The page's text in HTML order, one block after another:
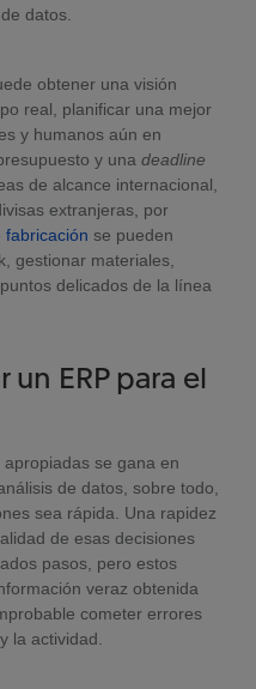
datos.
obtener una visión
real, planificar una mejor
y humanos aún en
y una deadline
de alcance internacional,
extranjeras, por
fabricación se pueden
gestionar materiales,
delicados de la línea
ERP para el
se gana en
de datos, sobre todo,
sea rápida. Una rapidez
de esas decisiones
pasos, pero estos
veraz obtenida
cometer errores
la actividad.